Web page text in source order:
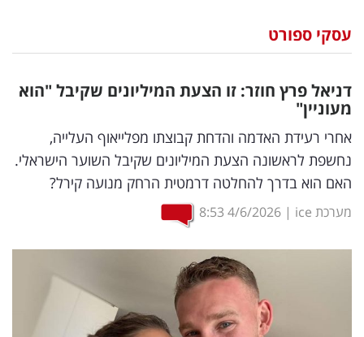
וצרכנות
דיגיטל
וטק
שיווק
ופרסום
עסקי ספורט
דניאל פרץ חוזר: זו הצעת המיליונים שקיבל "הוא
מעוניין"
אחרי רעידת האדמה והדחת קבוצתו מפלייאוף העלייה,
נחשפת לראשונה הצעת המיליונים שקיבל השוער הישראלי.
האם הוא בדרך להחלטה דרמטית הרחק מנועה קירל?
מערכת ice |
4/6/2026
8:53